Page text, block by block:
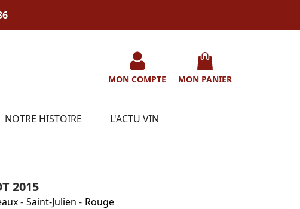
MON COMPTE MON PANIER
NOTRE HISTOIRE
L'ACTU VIN
2015
- Saint-Julien - Rouge